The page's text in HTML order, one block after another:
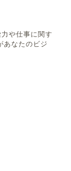
や仕事に関す
あなたのビジ